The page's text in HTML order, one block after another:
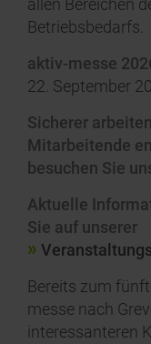
allen Bereichen
Betriebsbedarfs.
aktiv-messe
22. September
Sicherer
Mitarbeitende
besuchen Sie
Aktuelle
Sie auf unserer
Bereits zum
messe nach
interessanteren